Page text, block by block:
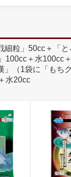
細粒」50cc＋「と
100cc＋水100cc
」（1袋に「もち
水20cc